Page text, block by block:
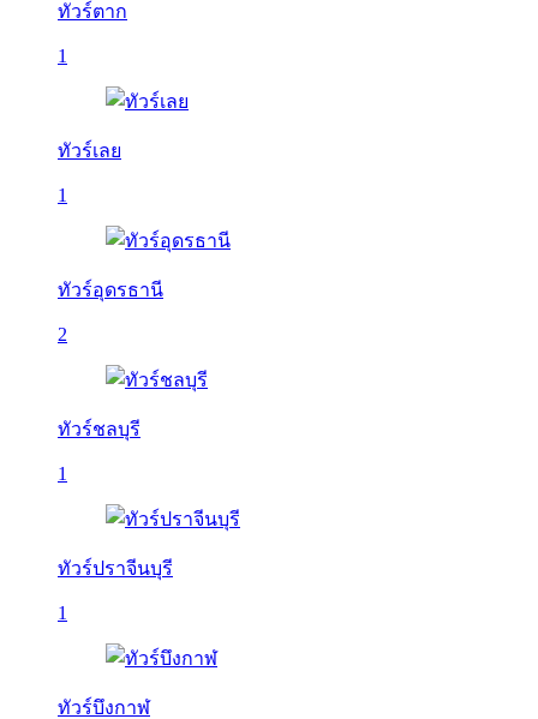
ทัวร์ตาก
1
ทัวร์เลย
1
ทัวร์อุดรธานี
2
ทัวร์ชลบุรี
1
ทัวร์ปราจีนบุรี
1
ทัวร์บึงกาฬ